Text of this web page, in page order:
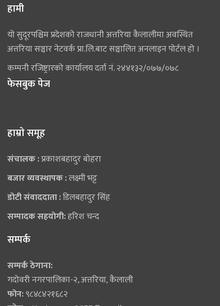
हामी
यो सुदूरपश्चिम प्रदेशको राजधानी अत्तरिया कैलालीमा अवस्थित
अत्तरिया सञ्चार नेटवर्क प्रा.लि.बाट सञ्चालित अनलाइन पोर्टल हो ।
कम्पनी रजिष्ट्रारको कार्यालय दर्ता नं. २४४१३२/०७७/०७८
फेसबुक पेज
हाम्राे समूह
संचालक :प्रकाशबहादुर बोहरा
बजार व्यवस्थापक :लक्ष्मी भट्ट
डोटी संवाददाता :डिलबहादुर सिंह
सम्पादक सहयोगी:हरिश चन्द
सम्पर्क
सम्पर्क ठेगाना:
गदोवरी नगरपालिका-२, अत्तरिया, कैलाली
फोन:९८४८४२१६८२